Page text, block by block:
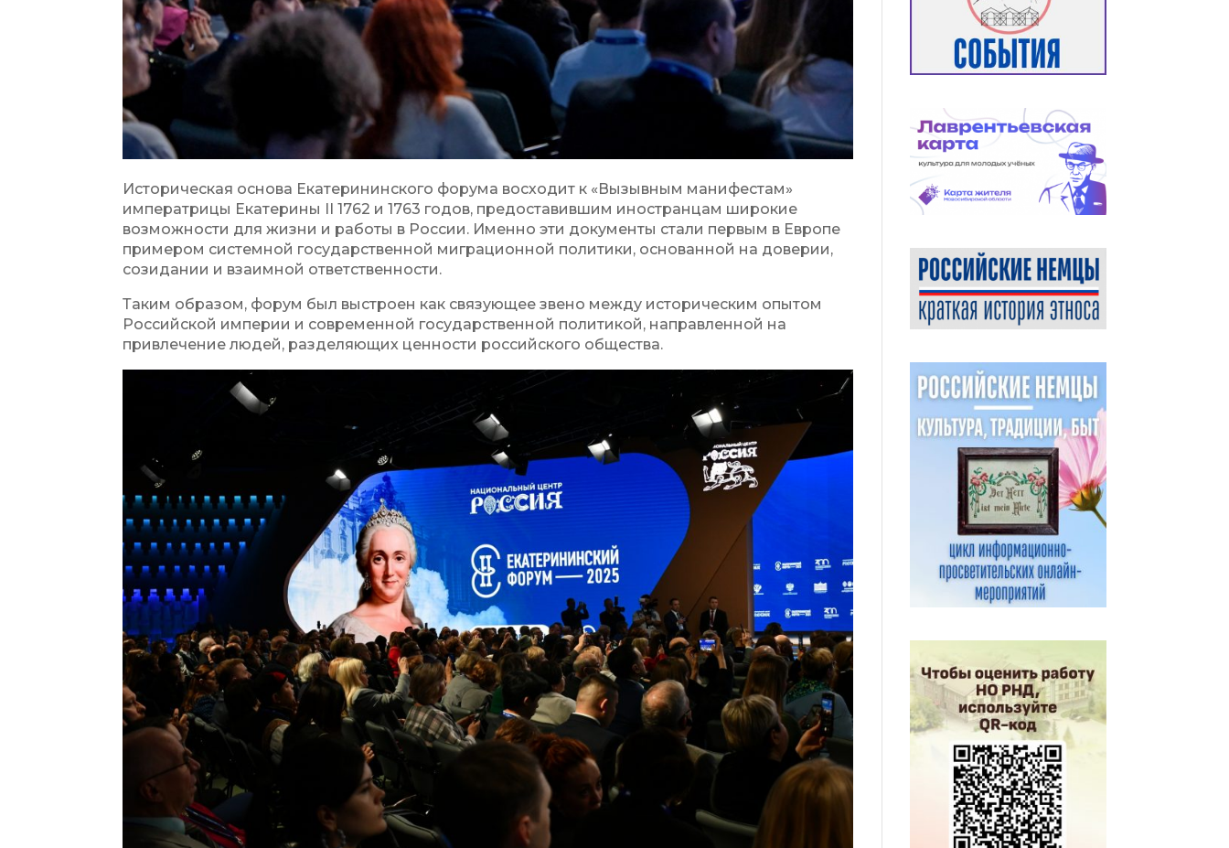
Историческая основа Екатерининского форума восходит к «Вызывным манифестам»
императрицы Екатерины II 1762 и 1763 годов, предоставившим иностранцам широкие
возможности для жизни и работы в России. Именно эти документы стали первым в Европе
примером системной государственной миграционной политики, основанной на доверии,
созидании и взаимной ответственности.
Таким образом, форум был выстроен как связующее звено между историческим опытом
Российской империи и современной государственной политикой, направленной на
привлечение людей, разделяющих ценности российского общества.